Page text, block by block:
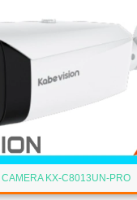
CAMERA KX-C8013UN-PRO